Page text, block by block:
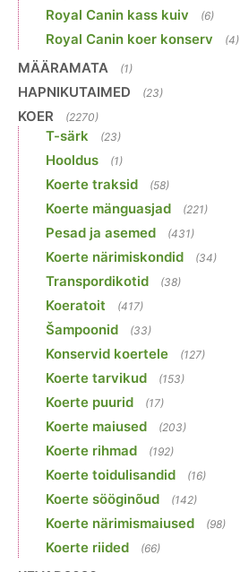
Royal Canin kass kuiv (6)
Royal Canin koer konserv (4)
MÄÄRAMATA (1)
HAPNIKUTAIMED (23)
KOER (2270)
T-särk (23)
Hooldus (1)
Koerte traksid (58)
Koerte mänguasjad (221)
Pesad ja asemed (431)
Koerte närimiskondid (34)
Transpordikotid (38)
Koeratoit (417)
Šampoonid (33)
Konservid koertele (127)
Koerte tarvikud (153)
Koerte puurid (17)
Koerte maiused (203)
Koerte rihmad (192)
Koerte toidulisandid (16)
Koerte sööginõud (142)
Koerte närimismaiused (98)
Koerte riided (66)